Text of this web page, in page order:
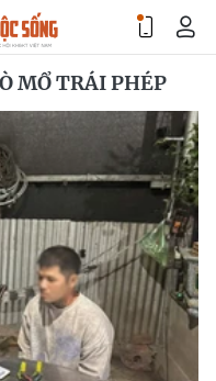
MỔ TRÁI PHÉP